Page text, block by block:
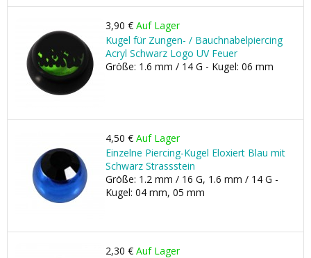
3,90 € Auf Lager
Kugel für Zungen- / Bauchnabelpiercing
Acryl Schwarz Logo UV Feuer
Größe: 1.6 mm / 14 G - Kugel: 06 mm
4,50 € Auf Lager
Einzelne Piercing-Kugel Eloxiert Blau mit
Schwarz Strassstein
Größe: 1.2 mm / 16 G, 1.6 mm / 14 G -
Kugel: 04 mm, 05 mm
2,30 € Auf Lager